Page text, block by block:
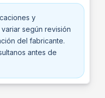
y
según revisión
del fabricante.
antes de